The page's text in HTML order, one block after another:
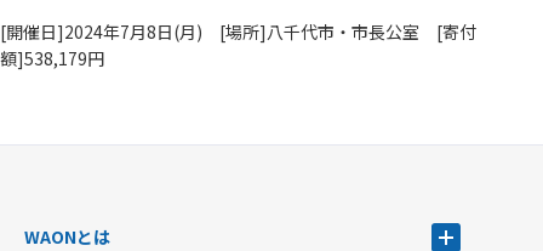
[開催日]2024年7月8日(月) [場所]八千代市・市長公室 [寄付
額]538,179円
WAONとは